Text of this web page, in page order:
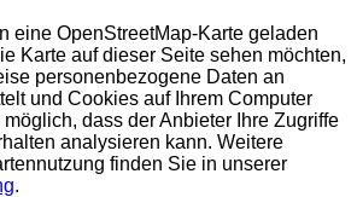
eine OpenStreetMap-Karte geladen
Karte auf dieser Seite sehen möchten,
personenbezogene Daten an
und Cookies auf Ihrem Computer
dass der Anbieter Ihre Zugriffe
analysieren kann. Weitere
finden Sie in unserer
.